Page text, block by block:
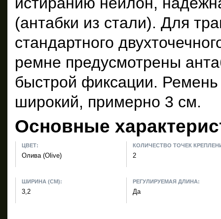
(антабки из стали). Для
стандартного
ремне предусмотрены
быстрой фиксации. Ремень
широкий, примерно 3 см.
Основные
ЦВЕТ:
Олива (Olive)
КОЛИЧЕСТВО ТОЧЕК
2
ШИРИНА (СМ):
3,2
РЕГУЛИРУЕМАЯ ДЛИНА:
Да